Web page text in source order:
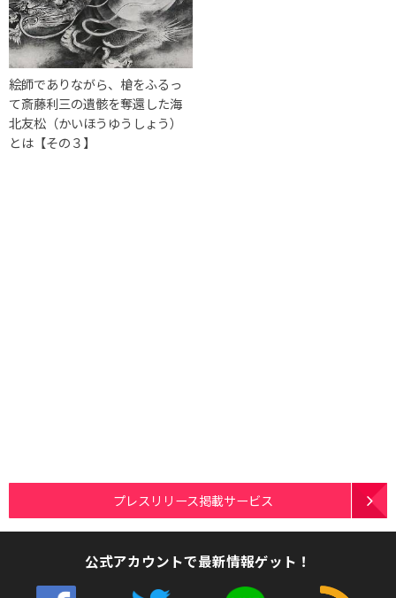
絵師でありながら、槍をふるっ
て斎藤利三の遺骸を奪還した海
北友松（かいほうゆうしょう）
とは【その３】
プレスリリース掲載サービス
公式アカウントで最新情報ゲット！